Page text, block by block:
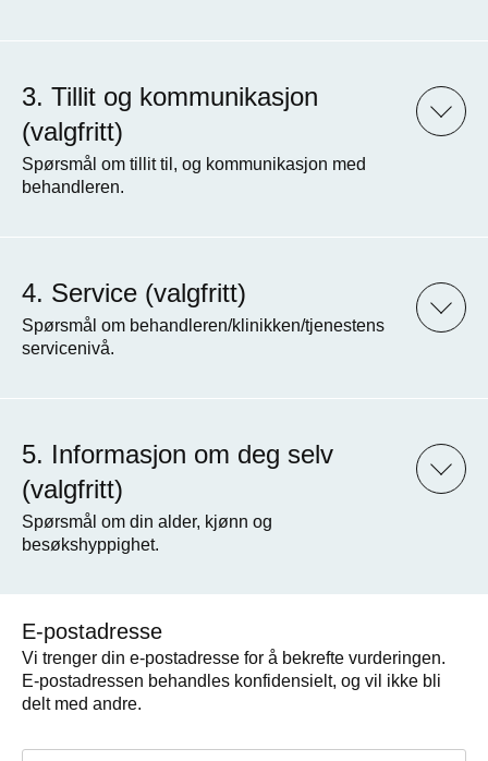
Tillit og kommunikasjon
(valgfritt)
Spørsmål om tillit til, og kommunikasjon med
behandleren.
Service (valgfritt)
Spørsmål om behandleren/klinikken/tjenestens
servicenivå.
Informasjon om deg selv
(valgfritt)
Spørsmål om din alder, kjønn og
besøkshyppighet.
E-postadresse
Vi trenger din e-postadresse for å bekrefte vurderingen.
E-postadressen behandles konfidensielt, og vil ikke bli
delt med andre.